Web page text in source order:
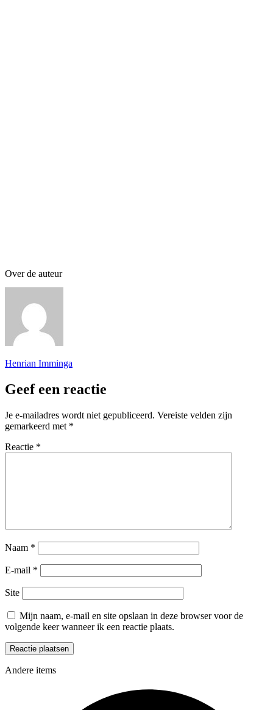
Over de auteur
Henrian Imminga
Geef een reactie
Je e-mailadres wordt niet gepubliceerd. Vereiste velden zijn
gemarkeerd met *
Reactie *
Naam *
E-mail *
Site
Mijn naam, e-mail en site opslaan in deze browser voor de
volgende keer wanneer ik een reactie plaats.
Andere items